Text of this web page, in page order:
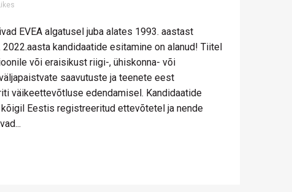
EVEA algatusel juba alates 1993. aastast
2022.aasta kandidaatide esitamine on alanud! Tiitel
või eraisikust riigi-, ühiskonna- või
saavutuste ja teenete eest
väikeettevõtluse edendamisel. Kandidaatide
Eestis registreeritud ettevõtetel ja nende